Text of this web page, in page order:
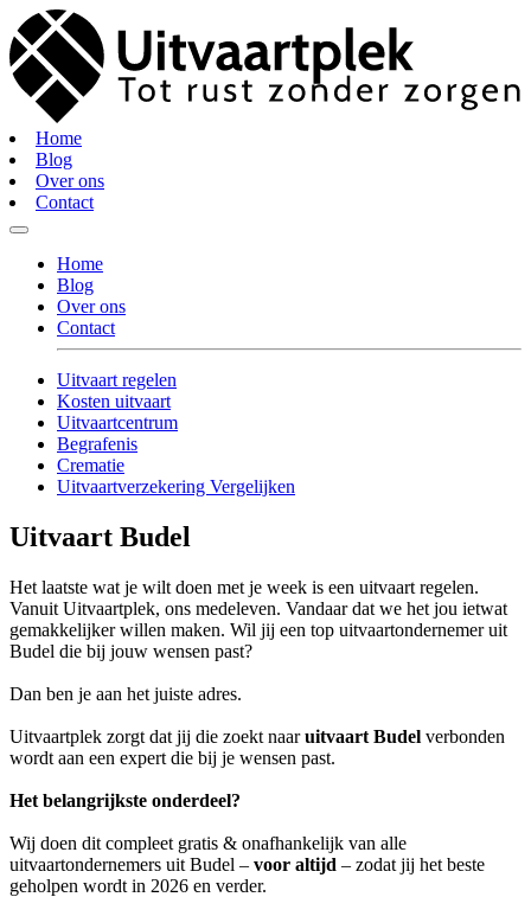
Home
Blog
Over ons
Contact
Home
Blog
Over ons
Contact
Uitvaart regelen
Kosten uitvaart
Uitvaartcentrum
Begrafenis
Crematie
Uitvaartverzekering Vergelijken
Uitvaart Budel
Het laatste wat je wilt doen met je week is een uitvaart regelen.
Vanuit Uitvaartplek, ons medeleven. Vandaar dat we het jou ietwat
gemakkelijker willen maken. Wil jij een top uitvaartondernemer uit
Budel die bij jouw wensen past?
Dan ben je aan het juiste adres.
Uitvaartplek zorgt dat jij die zoekt naaruitvaart Budel verbonden
wordt aan een expert die bij je wensen past.
Het belangrijkste onderdeel?
Wij doen dit compleet gratis & onafhankelijk van alle
uitvaartondernemers uit Budel – voor altijd – zodat jij het beste
geholpen wordt in 2026 en verder.